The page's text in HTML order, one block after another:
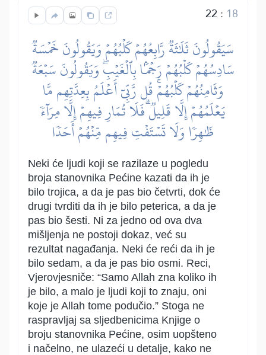
22 : 18
سَيَقُولُونَ ثَلَٰثَةٞ رَّابِعُهُمۡ كَلۡبُهُمۡ وَيَقُولُونَ خَمۡسَةٞ
سَادِسُهُمۡ كَلۡبُهُمۡ رَجۡمَۢا بِٱلۡغَيۡبِۖ وَيَقُولُونَ سَبۡعَةٞ
وَثَامِنُهُمۡ كَلۡبُهُمۡۚ قُل رَّبِّيٓ أَعۡلَمُ بِعِدَّتِهِم مَّا
يَعۡلَمُهُمۡ إِلَّا قَلِيلٞۗ فَلَا تُمَارِ فِيهِمۡ إِلَّا مِرَآءٗ
ظَٰهِرٗا وَلَا تَسۡتَفۡتِ فِيهِم مِّنۡهُمۡ أَحَدٗا
Neki će ljudi koji se razilaze u pogledu
broja stanovnika Pećine kazati da ih je
bilo trojica, a da je pas bio četvrti, dok će
drugi tvrditi da ih je bilo peterica, a da je
pas bio šesti. Ni za jedno od ova dva
mišljenja ne postoji dokaz, već su
rezultat nagađanja. Neki će reći da ih je
bilo sedam, a da je pas bio osmi. Reci,
Vjerovjesniče: “Samo Allah zna koliko ih
je bilo, a malo je ljudi koji to znaju, oni
koje je Allah tome podučio.” Stoga ne
raspravljaj sa sljedbenicima Knjige o
broju stanovnika Pećine, osim uopšteno
i načelno, ne ulazeći u detalje, kako ne